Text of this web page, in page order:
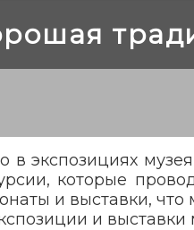
в экспозициях
которые
и выставки,
и выставки